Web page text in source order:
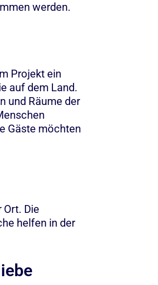
werden.
Projekt ein
auf dem Land.
und Räume der
Gäste möchten
Die
helfen in der